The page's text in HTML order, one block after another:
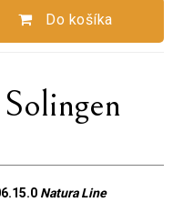
Do košíka
Natura Line